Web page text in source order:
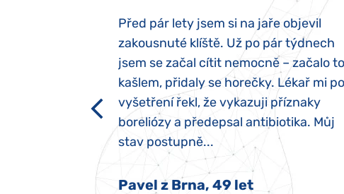
Před pár lety jsem si na jaře objevil
zakousnuté klíště. Už po pár týdnech
jsem se začal cítit nemocně – začalo to
kašlem, přidaly se horečky. Lékař mi po
vyšetření řekl, že vykazuji příznaky
boreliózy a předepsal antibiotika. Můj
stav postupně...
Pavel z Brna, 49 let